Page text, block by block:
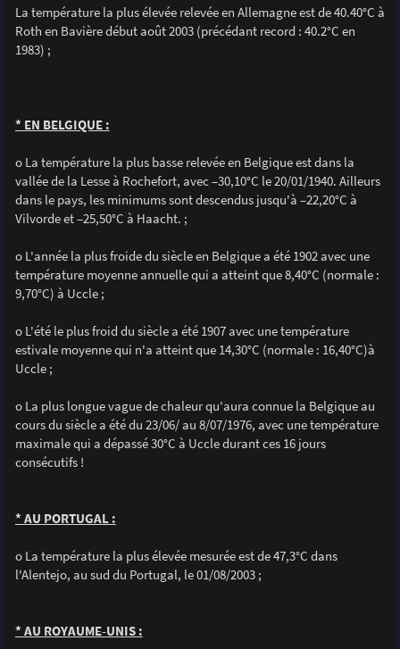
La température la plus élevée relevée en Allemagne est de 40.40°C à
Roth en Bavière début août 2003 (précédant record : 40.2°C en
1983) ;
* EN BELGIQUE :
o La température la plus basse relevée en Belgique est dans la
vallée de la Lesse à Rochefort, avec –30,10°C le 20/01/1940. Ailleurs
dans le pays, les minimums sont descendus jusqu'à –22,20°C à
Vilvorde et –25,50°C à Haacht. ;
o L'année la plus froide du siècle en Belgique a été 1902 avec une
température moyenne annuelle qui a atteint que 8,40°C (normale :
9,70°C) à Uccle ;
o L'été le plus froid du siècle a été 1907 avec une température
estivale moyenne qui n'a atteint que 14,30°C (normale : 16,40°C)à
Uccle ;
o La plus longue vague de chaleur qu'aura connue la Belgique au
cours du siècle a été du 23/06/ au 8/07/1976, avec une température
maximale qui a dépassé 30°C à Uccle durant ces 16 jours
consécutifs !
* AU PORTUGAL :
o La température la plus élevée mesurée est de 47,3°C dans
l'Alentejo, au sud du Portugal, le 01/08/2003 ;
* AU ROYAUME-UNIS :